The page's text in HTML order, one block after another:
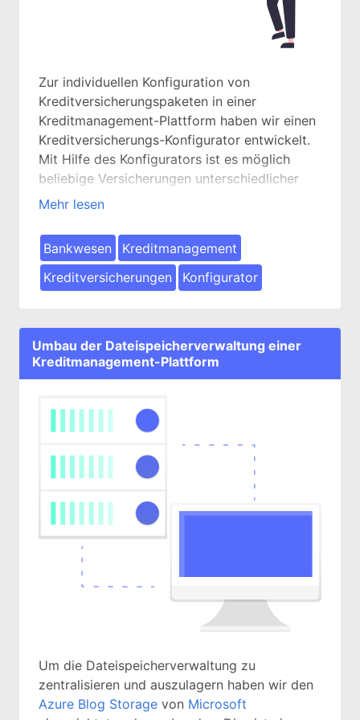
Zur individuellen Konfiguration von
Kreditversicherungspaketen in einer
Kreditmanagement-Plattform haben wir einen
Kreditversicherungs-Konfigurator entwickelt.
Mit Hilfe des Konfigurators ist es möglich
beliebige Versicherungen unterschiedlicher
Anbieter zu Versicherungsgruppen
Versicherungsgruppen können anschließend
bei der Kreditvergabe durch den Vermittler
ausgewählt werden. Der Vermittler erhält
daraufhin diverse Informationen bezüglich der
Versicherunsgruppe.
Mehr lesen
Bankwesen
Kreditmanagement
Kreditversicherungen
Konfigurator
Umbau der Dateispeicherverwaltung einer
Kreditmanagement-Plattform
Um die Dateispeicherverwaltung zu
zentralisieren und auszulagern haben wir den
Azure Blog Storage von Microsoft